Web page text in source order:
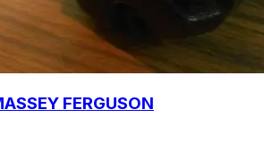
FERGUSON